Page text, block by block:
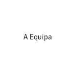
A Equipa